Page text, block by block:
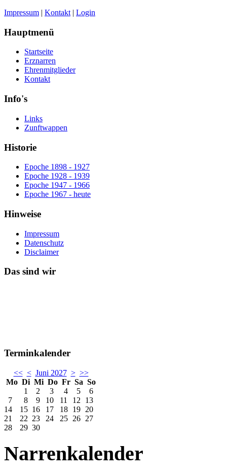
Impressum | Kontakt | Login
Hauptmenü
Startseite
Erznarren
Ehrenmitglieder
Kontakt
Info's
Links
Zunftwappen
Historie
Epoche 1898 - 1927
Epoche 1928 - 1939
Epoche 1947 - 1966
Epoche 1967 - heute
Hinweise
Impressum
Datenschutz
Disclaimer
Das sind wir
Terminkalender
<< < Juni 2027 > >>
Mo Di Mi Do Fr Sa So
1
2 3 4 5
6
7
8 9 10 11 12
13
14
15 16 17 18 19 20
21
22 23 24 25 26 27
28
29 30
Narrenkalender